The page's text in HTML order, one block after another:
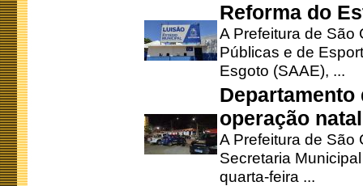
Reforma do
A Prefeitura de São
Públicas e de
Esgoto (SAAE), ...
operação
A Prefeitura de São
Secretaria
quarta-feira ...